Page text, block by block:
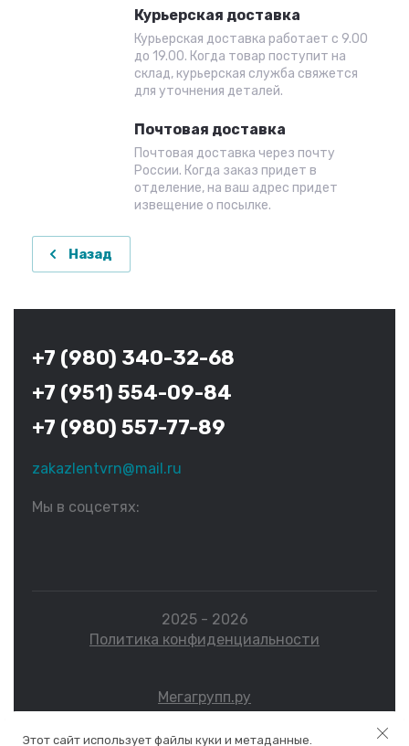
Курьерская доставка
Курьерская доставка работает с 9.00
до 19.00. Когда товар поступит на
склад, курьерская служба свяжется
для уточнения деталей.
Почтовая доставка
Почтовая доставка через почту
России. Когда заказ придет в
отделение, на ваш адрес придет
извещение о посылке.
Назад
+7 (980) 340-32-68
+7 (951) 554-09-84
+7 (980) 557-77-89
zakazlentvrn@mail.ru
Мы в соцсетях:
2025 - 2026
Политика конфиденциальности
Мегагрупп.ру
Этот сайт использует файлы куки и метаданные.